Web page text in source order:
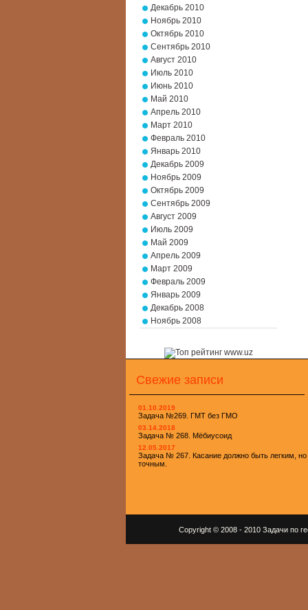
Декабрь 2010
Ноябрь 2010
Октябрь 2010
Сентябрь 2010
Август 2010
Июль 2010
Июнь 2010
Май 2010
Апрель 2010
Март 2010
Февраль 2010
Январь 2010
Декабрь 2009
Ноябрь 2009
Октябрь 2009
Сентябрь 2009
Август 2009
Июль 2009
Май 2009
Апрель 2009
Март 2009
Февраль 2009
Январь 2009
Декабрь 2008
Ноябрь 2008
Свежие записи
01.10.2019
Задача №269. ГМТ без ГМО
03.14.2018
Задача № 268. Мёбиусоид
12.05.2017
Задача № 267. Касание должно быть легким, но
точным.
Copyright © 2008 - 2010 Задачи по